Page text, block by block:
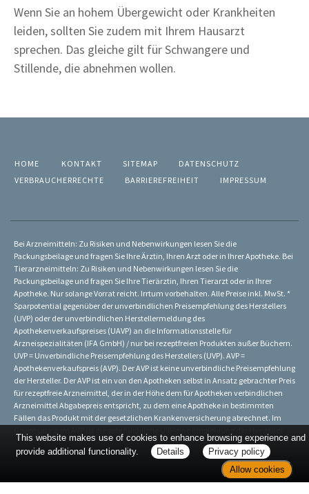
Wenn Sie an hohem Übergewicht oder Krankheiten
leiden, sollten Sie zudem mit Ihrem Hausarzt
sprechen. Das gleiche gilt für Schwangere und
Stillende, die abnehmen wollen.
HOME KONTAKT SITEMAP
DATENSCHUTZ
VERBRAUCHERRECHTE
BARRIEREFREIHEIT IMPRESSUM
Bei Arzneimitteln: Zu Risiken und Nebenwirkungen lesen Sie die
Packungsbeilage und fragen Sie Ihre Ärztin, Ihren Arzt oder in Ihrer Apotheke. Bei
Tierarzneimitteln: Zu Risiken und Nebenwirkungen lesen Sie die
Packungsbeilage und fragen Sie Ihre Tierärztin, Ihren Tierarzt oder in Ihrer
Apotheke. Nur solange Vorrat reicht. Irrtum vorbehalten. Alle Preise inkl. MwSt. *
Sparpotential gegenüber der unverbindlichen Preisempfehlung des Herstellers
(UVP) oder der unverbindlichen Herstellermeldung des
Apothekenverkaufspreises (UAVP) an die Informationsstelle für
Arzneispezialitäten (IFA GmbH) / nur bei rezeptfreien Produkten außer Büchern.
UVP = Unverbindliche Preisempfehlung des Herstellers (UVP). AVP =
Apothekenverkaufspreis (AVP). Der AVP ist keine unverbindliche Preisempfehlung
der Hersteller. Der AVP ist ein von den Apotheken selbst in Ansatz gebrachter Preis
für rezeptfreie Arzneimittel, der in der Höhe dem für Apotheken verbindlichen
Arzneimittel Abgabepreis entspricht, zu dem eine Apotheke in bestimmten
Fällen das Produkt mit der gesetzlichen Krankenversicherung abrechnet. Im
This website makes use of cookies to enhance browsing experience and
provide additional functionality.
Details
Privacy policy
Allow cookies